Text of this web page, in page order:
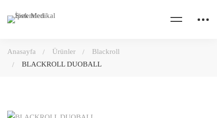
Anasayfa Ürünler
Blackroll
BLACKROLL DUOBALL